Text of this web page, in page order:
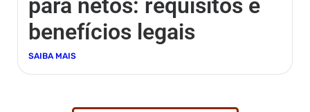
benefícios legais
SAIBA MAIS